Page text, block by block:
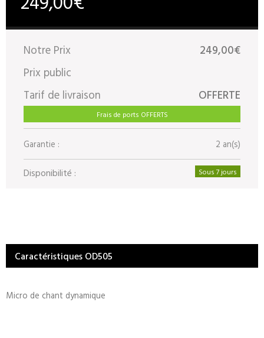
Notre Prix
249,00€
Prix public
Tarif de livraison
OFFERTE
Frais de ports OFFERTS
Garantie : 2 an(s)
Disponibilité : Sous 7 jours
Caractéristiques OD505
Micro de chant dynamique